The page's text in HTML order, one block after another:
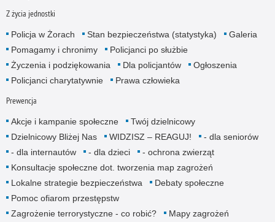
Z życia jednostki
Policja w Żorach Stan bezpieczeństwa (statystyka)
Galeria
Pomagamy i chronimy
Policjanci po służbie
Życzenia i podziękowania
Dla policjantów
Ogłoszenia
Policjanci charytatywnie
Prawa człowieka
Prewencja
Akcje i kampanie społeczne
Twój dzielnicowy
Dzielnicowy Bliżej Nas
WIDZISZ – REAGUJ!
- dla senio­rów
- dla internautów
- dla dzieci
- ochrona zwierząt
Konsultacje społeczne dot. tworzenia map zagrożeń
Lokalne strategie bezpieczeństwa
Debaty społeczne
Pomoc ofiarom przestępstw
Zagrożenie terrorystyczne - co robić?
Mapy zagrożeń